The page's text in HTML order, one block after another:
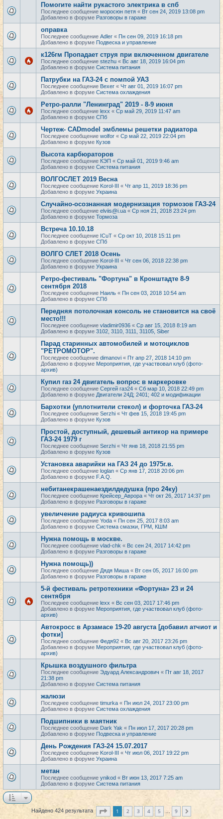
Помогите найти рукастого электрика в спб
Последнее сообщение моросюн петя « Вт сен 24, 2019 13:08 pm
Добавлено в форуме Разговоры в гараже
оправка
Последнее сообщение Adler « Пн сен 09, 2019 16:18 pm
Добавлено в форуме Подвеска и управление
к126гм Пропадает струя при включенном двигателе
Последнее сообщение stezhu « Вс авг 18, 2019 16:04 pm
Добавлено в форуме Система питания
Патрубки на ГАЗ-24 с помпой УАЗ
Последнее сообщение Bexer « Чт авг 01, 2019 16:07 pm
Добавлено в форуме Система охлаждения
Ретро-ралли "Ленинград" 2019 - 8-9 июня
Последнее сообщение lexx « Ср май 29, 2019 11:47 am
Добавлено в форуме СПб
Чертеж- CADmodel эмблемы решетки радиатора
Последнее сообщение wolfor « Ср май 22, 2019 22:04 pm
Добавлено в форуме Кузов
Высота карбюраторов
Последнее сообщение КЭП « Ср май 01, 2019 9:46 am
Добавлено в форуме Система питания
ВОЛГОСЛЕТ 2019 Весна
Последнее сообщение Korol-III « Чт апр 11, 2019 18:36 pm
Добавлено в форуме Украина
Случайно-осознанная модернизация тормозов ГАЗ-24
Последнее сообщение elviis@i.ua « Ср ноя 21, 2018 23:24 pm
Добавлено в форуме Тормоза
Встреча 10.10.18
Последнее сообщение ICuT « Ср окт 10, 2018 15:11 pm
Добавлено в форуме СПб
ВОЛГО СЛЕТ 2018 Осень
Последнее сообщение Korol-III « Чт сен 06, 2018 22:38 pm
Добавлено в форуме Украина
Ретро-фестиваль "Фортуна" в Кронштадте 8-9
сентября 2018
Последнее сообщение Наиль « Пн сен 03, 2018 10:54 am
Добавлено в форуме СПб
Передняя потолочная консоль не становится на своё
место!!!
Последнее сообщение vladimir0936 « Ср авг 15, 2018 8:19 am
Добавлено в форуме 3102, 3110, 3111, 31105, Siber
Парад старинных автомобилей и мотоциклов
"РЕТРОМОТОР".
Последнее сообщение dimanovi « Пт апр 27, 2018 14:10 pm
Добавлено в форуме Мероприятия, где участвовал клуб (фото-
архив)
Купил газ 24 двигатель вопрос в маркеровке
Последнее сообщение Сергей газ24 « Сб мар 10, 2018 22:49 pm
Добавлено в форуме Двигатели 24Д; 2401; 402 и модификации
Бархотки (уплотнители стекол) и форточка ГАЗ-24
Последнее сообщение Serzhi « Чт фев 15, 2018 19:45 pm
Добавлено в форуме Кузов
Простой, доступный, дешевый антикор на примере
ГАЗ-24 1979 г
Последнее сообщение Serzhi « Чт янв 18, 2018 21:55 pm
Добавлено в форуме Кузов
Установка аварийки на ГАЗ 24 до 1975г.в.
Последнее сообщение loglan « Ср янв 17, 2018 20:06 pm
Добавлено в форуме F.A.Q.
небитанекрашенаездилдедушка (про 24ку)
Последнее сообщение Крейсер_Аврора « Чт окт 26, 2017 14:37 pm
Добавлено в форуме Разговоры в гараже
увеличение радиуса кривошипа
Последнее сообщение Yoda « Пн сен 25, 2017 8:03 am
Добавлено в форуме Система смазки, ГРМ, КШМ
Нужна помощь в москве.
Последнее сообщение vlad-chk « Вс сен 24, 2017 14:42 pm
Добавлено в форуме Разговоры в гараже
Нужна помощь))
Последнее сообщение Дядя Миша « Вт сен 05, 2017 16:00 pm
Добавлено в форуме Разговоры в гараже
5-й фестиваль ретротехники «Фортуна» 23 и 24
сентября
Последнее сообщение lexx « Вс сен 03, 2017 17:46 pm
Добавлено в форуме Мероприятия, где участвовал клуб (фото-
архив)
Автокросс в Арзамасе 19-20 августа [добавил атчиот и
фотки]
Последнее сообщение Федя92 « Вс авг 20, 2017 23:26 pm
Добавлено в форуме Мероприятия, где участвовал клуб (фото-
архив)
Крышка воздушного фильтра
Последнее сообщение Эдуард Александрович « Пт авг 18, 2017
21:38 pm
Добавлено в форуме Система питания
жалюзи
Последнее сообщение timurka « Пн июл 24, 2017 23:00 pm
Добавлено в форуме Система охлаждения
Подшипники в маятник
Последнее сообщение Dark Yak « Пн июл 17, 2017 20:28 pm
Добавлено в форуме Подвеска и управление
День Рождения ГАЗ-24 15.07.2017
Последнее сообщение Korol-III « Чт июл 06, 2017 19:22 pm
Добавлено в форуме Украина
метан
Последнее сообщение ynikod « Вт июн 13, 2017 7:25 am
Добавлено в форуме Система питания
Найдено 424 результата Страница из
1 2 3 4 5 9